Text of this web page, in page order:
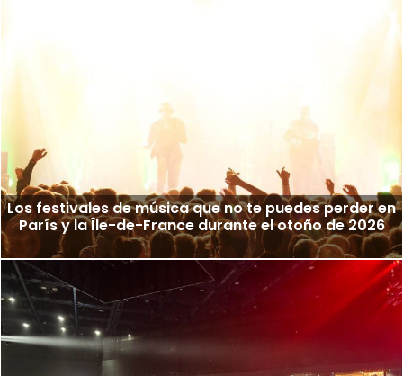
Los festivales de música que no te puedes perder en
París y la Île-de-France durante el otoño de 2026